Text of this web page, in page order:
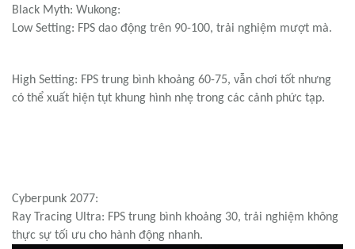
HIỆU NĂNG THỰC TẾ COMBO
Black Myth: Wukong:
Low Setting: FPS dao động trên 90-100, trải nghiệm mượt mà.